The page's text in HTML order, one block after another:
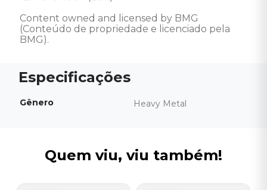
Content owned and licensed by BMG
(Conteúdo de propriedade e licenciado pela
BMG).
Gênero Heavy Metal
Quem viu, viu também!